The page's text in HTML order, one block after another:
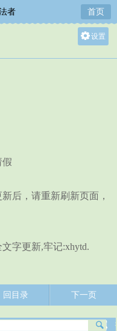
者 首页
设置
假
后，请重新刷新页面，
字更新,牢记:xhytd.
回目录 下一页